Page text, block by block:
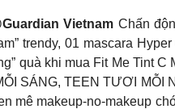
Vietnam Chấn
trendy, 01 mascara
quà khi mua Fit Me Tint
SÁNG, TEEN TƯƠI MỖI
mê makeup-no-makeup